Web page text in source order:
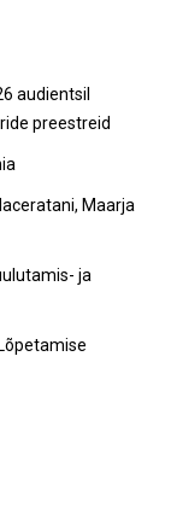
audientsil
preestreid
Maarja
ja